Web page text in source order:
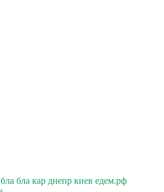
бла кар днепр киев едем.рф